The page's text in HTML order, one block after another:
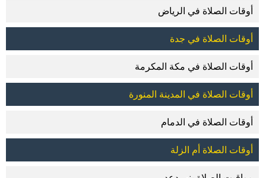
أوقات الصلاة في الرياض
أوقات الصلاة في جدة
أوقات الصلاة في مكة المكرمة
أوقات الصلاة في المدينة المنورة
أوقات الصلاة في الدمام
أوقات الصلاة أم الزلة